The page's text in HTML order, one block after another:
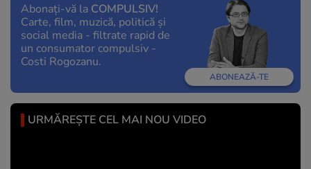
Abonați-vă la COMPULSIV!
Carte, film, muzică, politică și
social media - filtrate rapid de
un consumator compulsiv -
Costi Rogozanu.
ABONEAZĂ-TE
URMĂREȘTE CEL MAI NOU VIDEO